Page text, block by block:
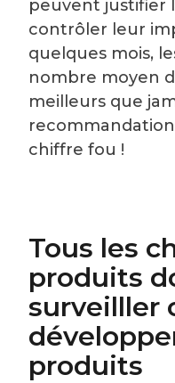
peuvent justifier
contrôler leur
quelques mois,
nombre moyen
meilleurs que
chiffre fou !
Tous les
produits
surveilller
produits